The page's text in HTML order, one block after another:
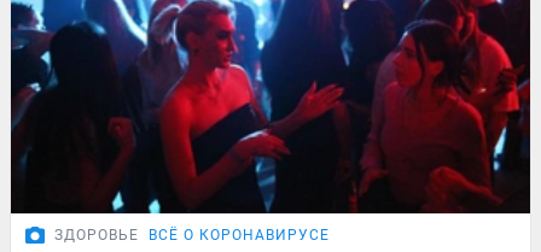
ЗДОРОВЬЕ ВСЁ О КОРОНАВИРУСЕ